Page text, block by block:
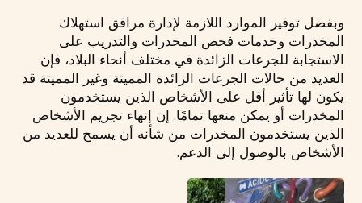
وبفضل توفير الموارد اللازمة لإدارة مرافق استهلاك
المخدرات وخدمات فحص المخدرات والتدريب على
الاستجابة للجرعات الزائدة في مختلف أنحاء البلاد، فإن
العديد من حالات الجرعات الزائدة المميتة وغير المميتة قد
يكون لها تأثير أقل على الأشخاص الذين يستخدمون
المخدرات أو يمكن منعها تمامًا. إن إنهاء تجريم الأشخاص
الذين يستخدمون المخدرات من شأنه أن يسمح للعديد من
الأشخاص بالوصول إلى الدعم.